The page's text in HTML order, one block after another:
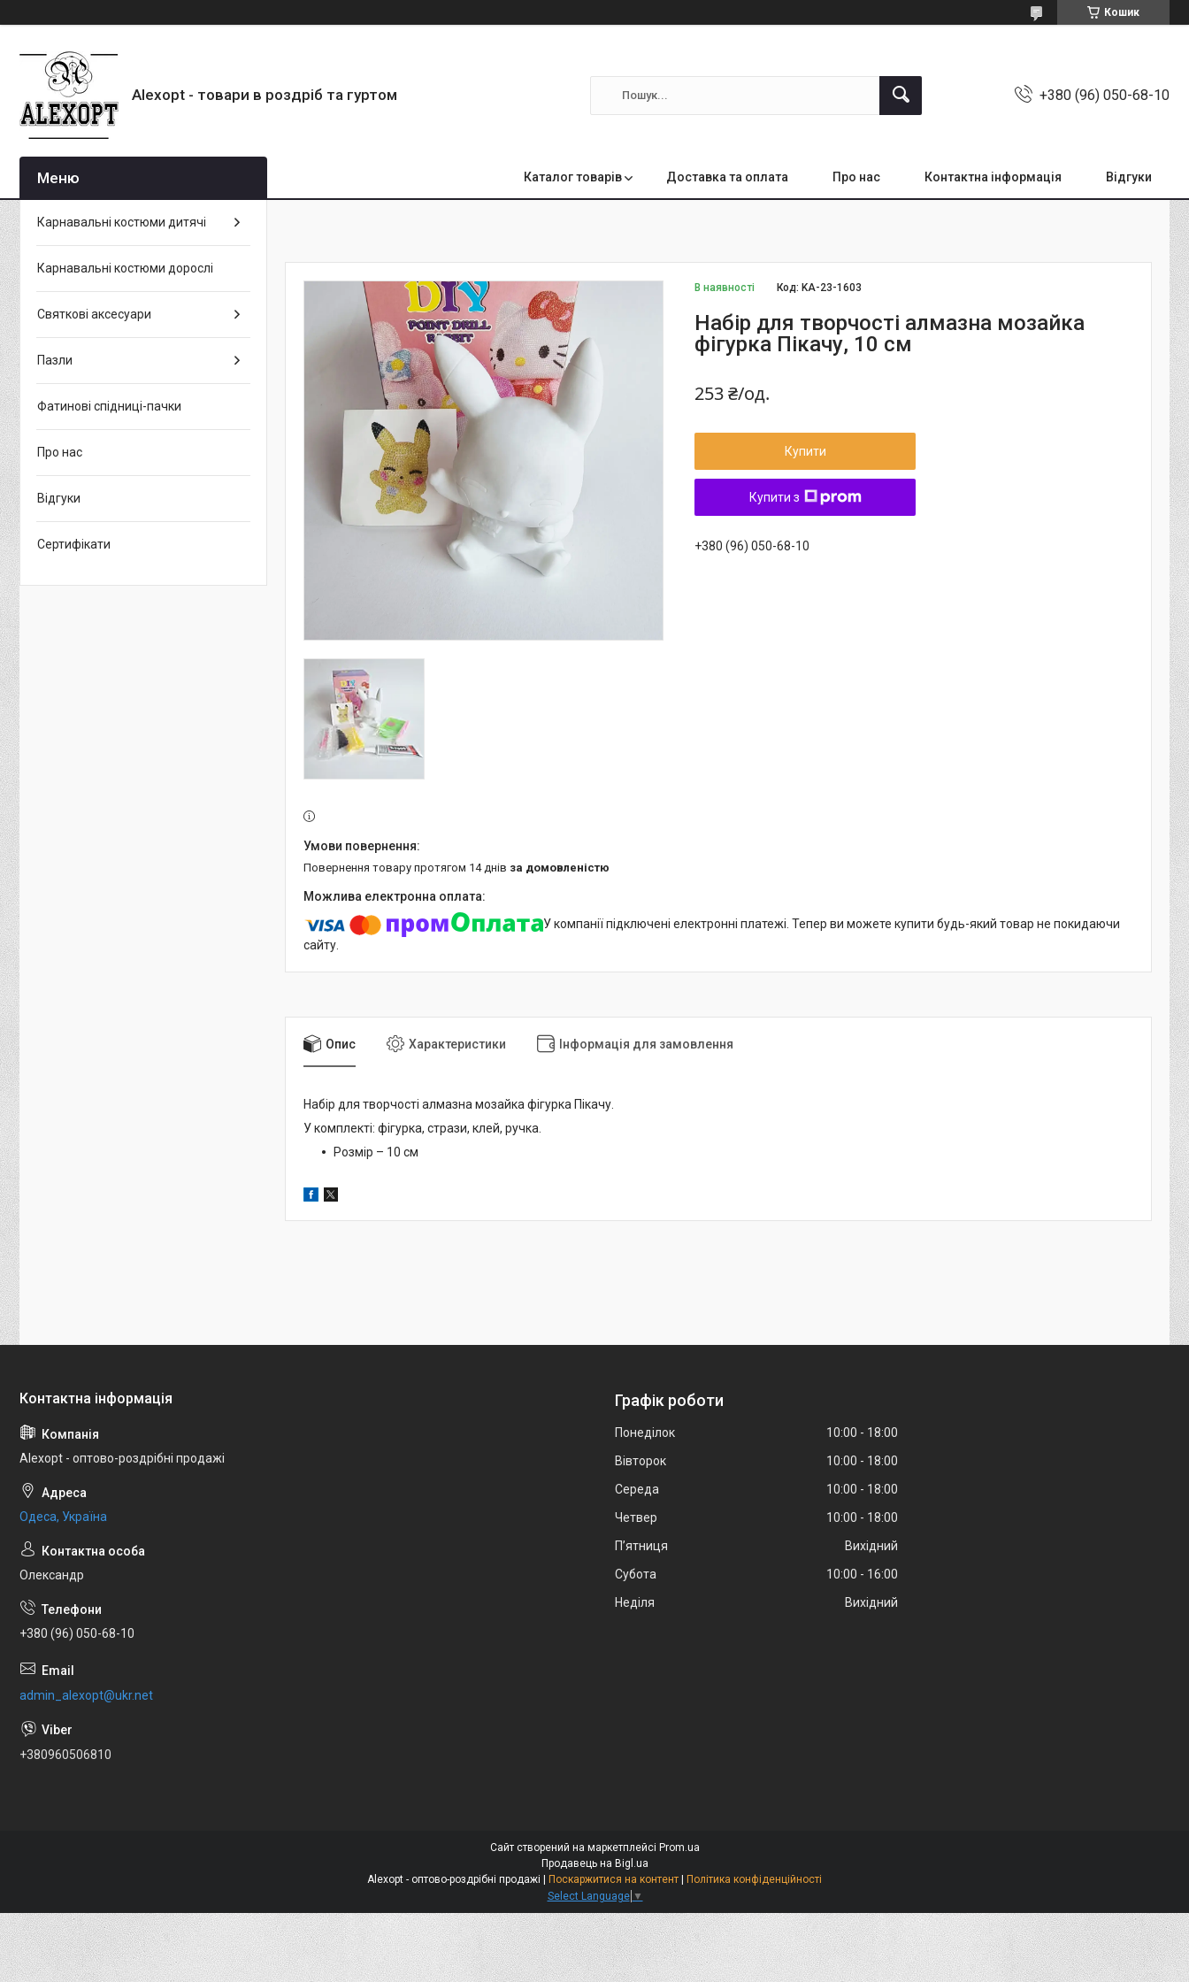
Кошик
Alexopt - товари в роздріб та гуртом +380 (96) 050-68-10
Каталог товарів Доставка та оплата Про нас Контактна інформація Відгуки
В наявності Код: KA-23-1603
Набір для творчості алмазна мозайка
фігурка Пікачу, 10 см
253 ₴/од.
Купити
Купити з
+380 (96) 050-68-10
повернення товару протягом 14 днів за домовленістю
У компанії підключені електронні платежі. Тепер ви можете купити будь-який товар не покидаючи
сайту.
Опис Характеристики Інформація для замовлення
Набір для творчості алмазна мозайка фігурка Пікачу.
У комплекті: фігурка, стрази, клей, ручка.
Розмір – 10 см
Карнавальні костюми дитячі
Карнавальні костюми дорослі
Святкові аксесуари
Пазли
Фатинові спідниці-пачки
Про нас
Відгуки
Сертифікати
Alexopt - оптово-роздрібні продажі
Одеса, Україна
Олександр
+380 (96) 050-68-10
admin_alexopt@ukr.net
+380960506810
Графік роботи
Понеділок 10:00
18:00
Вівторок
10:00
18:00
Середа
10:00
18:00
Четвер
10:00
18:00
Пʼятниця
Вихідний
Субота
10:00
16:00
Неділя
Вихідний
Сайт створений на маркетплейсі Prom.ua
Продавець на Bigl.ua
Alexopt - оптово-роздрібні продажі | Поскаржитися на контент | Політика конфіденційності
Select Language ▼